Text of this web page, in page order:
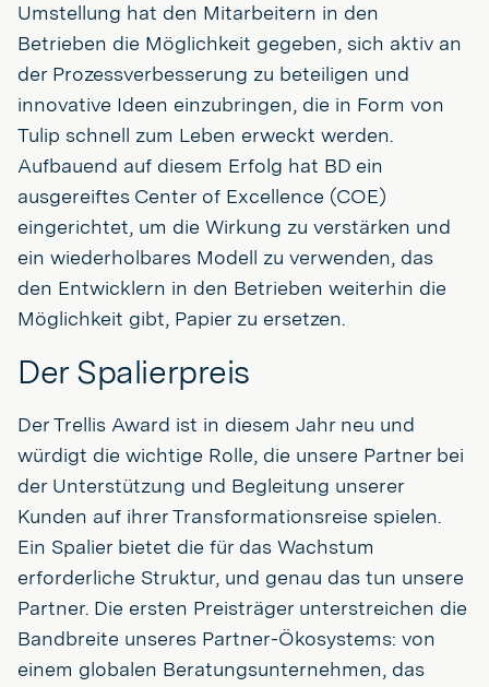
Umstellung hat den Mitarbeitern in den
Betrieben die Möglichkeit gegeben, sich aktiv an
der Prozessverbesserung zu beteiligen und
innovative Ideen einzubringen, die in Form von
Tulip schnell zum Leben erweckt werden.
Aufbauend auf diesem Erfolg hat BD ein
ausgereiftes Center of Excellence (COE)
eingerichtet, um die Wirkung zu verstärken und
ein wiederholbares Modell zu verwenden, das
den Entwicklern in den Betrieben weiterhin die
Möglichkeit gibt, Papier zu ersetzen.
Der Spalierpreis
Der Trellis Award ist in diesem Jahr neu und
würdigt die wichtige Rolle, die unsere Partner bei
der Unterstützung und Begleitung unserer
Kunden auf ihrer Transformationsreise spielen.
Ein Spalier bietet die für das Wachstum
erforderliche Struktur, und genau das tun unsere
Partner. Die ersten Preisträger unterstreichen die
Bandbreite unseres Partner-Ökosystems: von
einem globalen Beratungsunternehmen, das